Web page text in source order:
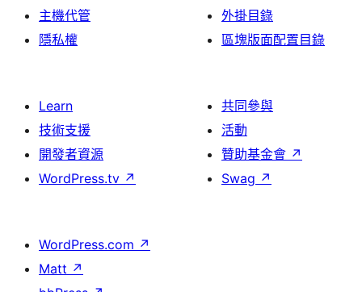
主機代管
隱私權
外掛目錄
區塊版面配置目錄
Learn
技術支援
開發者資源
WordPress.tv ↗
共同參與
活動
贊助基金會 ↗
Swag ↗
WordPress.com ↗
Matt ↗